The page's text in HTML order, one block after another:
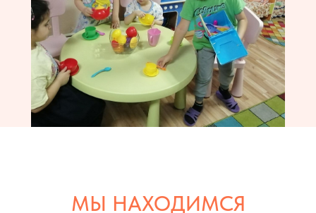
МЫ НАХОДИМСЯ